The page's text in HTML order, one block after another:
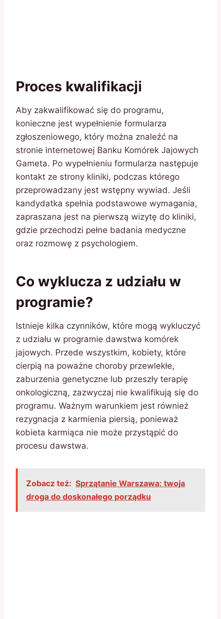
Proces kwalifikacji
Aby zakwalifikować się do programu,
konieczne jest wypełnienie formularza
zgłoszeniowego, który można znaleźć na
stronie internetowej Banku Komórek Jajowych
Gameta. Po wypełnieniu formularza następuje
kontakt ze strony kliniki, podczas którego
przeprowadzany jest wstępny wywiad. Jeśli
kandydatka spełnia podstawowe wymagania,
zapraszana jest na pierwszą wizytę do kliniki,
gdzie przechodzi pełne badania medyczne
oraz rozmowę z psychologiem.
Co wyklucza z udziału w
programie?
Istnieje kilka czynników, które mogą wykluczyć
z udziału w programie dawstwa komórek
jajowych. Przede wszystkim, kobiety, które
cierpią na poważne choroby przewlekłe,
zaburzenia genetyczne lub przeszły terapię
onkologiczną, zazwyczaj nie kwalifikują się do
programu. Ważnym warunkiem jest również
rezygnacja z karmienia piersią, ponieważ
kobieta karmiąca nie może przystąpić do
procesu dawstwa.
Zobacz też: Sprzątanie Warszawa: twoja
droga do doskonałego porządku